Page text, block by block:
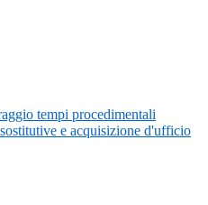
tempi procedimentali
e acquisizione d'ufficio